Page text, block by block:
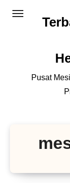
Pusat